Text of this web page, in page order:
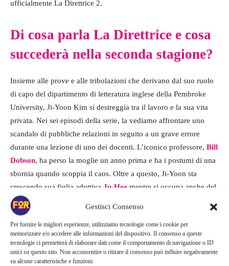
Gestisci Consenso
Per fornire le migliori esperienze, utilizziamo tecnologie come i cookie per
memorizzare e/o accedere alle informazioni del dispositivo. Il consenso a queste
tecnologie ci permetterà di elaborare dati come il comportamento di navigazione o ID
unici su questo sito. Non acconsentire o ritirare il consenso può influire negativamente
su alcune caratteristiche e funzioni.
ufficialmente La Direttrice 2.
Di cosa parla La Direttrice e cosa
succederà nella seconda stagione?
Insieme alle prove e alle tribolazioni che derivano dal suo ruolo
di capo del dipartimento di letteratura inglese della Pembroke
University, Ji-Yoon Kim si destreggia tra il lavoro e la sua vita
privata. Nei sei episodi della serie, la vediamo affrontare uno
scandalo di pubbliche relazioni in seguito a un grave errore
durante una lezione di uno dei docenti. L’iconico professore, Bill
Dobson, ha perso la moglie un anno prima e ha i postumi di una
sbornia quando scoppia il caos. Oltre a questo, Ji-Yoon sta
crescendo sua figlia adottiva Ju-Hee mentre si occupa anche del
suo difficile anziano padre.
Da ciò che la stagione di debutto ha raccontato, ci sono un sacco
di porte aperte da perseguire nella narrazione della stagione 2, in
particolare la decisione di Bill di riavere il suo lavoro. Ci